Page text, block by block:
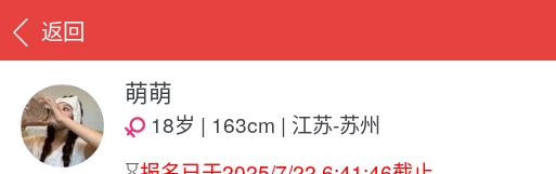
返回
萌萌
18岁 | 163cm | 江苏-苏州